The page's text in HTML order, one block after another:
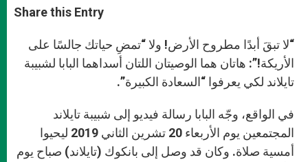
t
s
p
p
s
e
g
e
r
e
b
o
k
Share this Entry
“لا تبقَ أبدًا مطروح الأرض! ولا “تمضِ حياتك جالسًا على
الأريكة!”: هاتان هما الوصيتان اللتان أسداهما البابا لشبيبة
تايلاند لكي يعرفوا “السعادة الكبيرة”.
في الواقع، وجّه البابا رسالة فيديو إلى شبيبة تايلاند
المجتمعين يوم الأربعاء 20 تشرين الثاني 2019 ليحيوا
أمسية صلاة. وكان قد وصل إلى بانكوك (تايلاند) صباح يوم